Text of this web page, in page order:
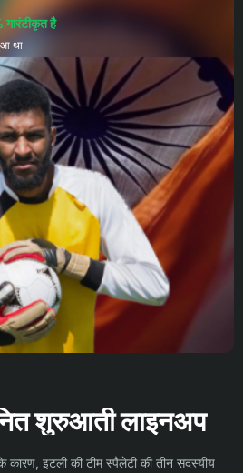
गारंटीकृत है
था
शुरुआती लाइनअप
कारण, इटली की टीम स्पैलेटी की तीन सदस्यीय